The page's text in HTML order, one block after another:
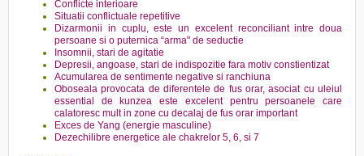
Conflicte interioare
Situatii conflictuale repetitive
Dizarmonii in cuplu, este un excelent reconciliant intre doua
persoane si o puternica “arma" de seductie
Insomnii, stari de agitatie
Depresii, angoase, stari de indispozitie fara motiv constientizat
Acumularea de sentimente negative si ranchiuna
Oboseala provocata de diferentele de fus orar, asociat cu uleiul
essential de kunzea este excelent pentru persoanele care
calatoresc mult in zone cu decalaj de fus orar important
Exces de Yang (energie masculine)
Dezechilibre energetice ale chakrelor 5, 6, si 7